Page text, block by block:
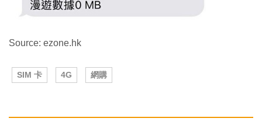
Source: ezone.hk
SIM 卡 4G 網購